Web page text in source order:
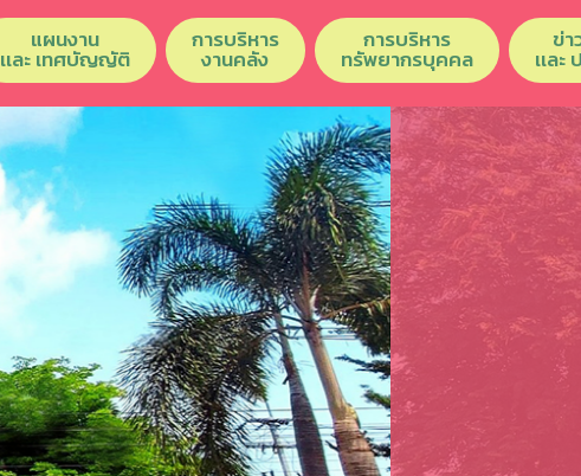
แผนงาน
เเละ เทศบัญญัติ
การบริหาร
งานคลัง
การบริหาร
ทรัพยากรบุคคล
ข่า
เเละ